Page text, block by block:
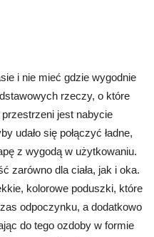
i nie mieć gdzie wygodnie
rzeczy, o które
jest nabycie
udało się połączyć ładne,
z wygodą w użytkowaniu.
zarówno dla ciała, jak i oka.
kolorowe poduszki, które
odpoczynku, a dodatkowo
do tego ozdoby w formie